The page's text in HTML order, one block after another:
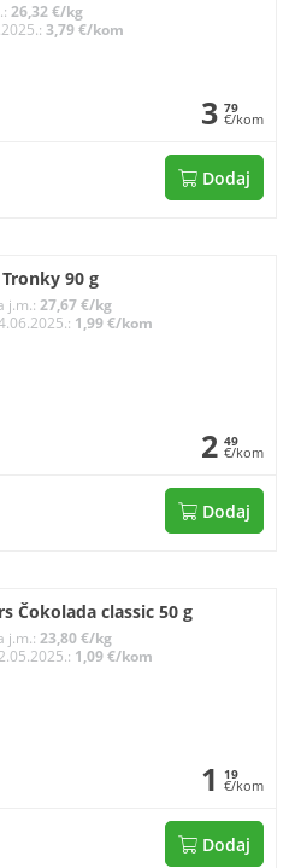
26,32 €/kg
3,79 €/kom
3 79
€/kom
Dodaj
90 g
j.m.: 27,67 €/kg
1,99 €/kom
2 49
€/kom
Dodaj
Čokolada classic 50 g
j.m.: 23,80 €/kg
1,09 €/kom
1 19
€/kom
Dodaj